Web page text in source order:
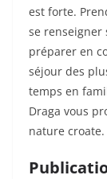
est forte.
se renseigner
préparer en
séjour des
temps en
Draga vous
nature croate.